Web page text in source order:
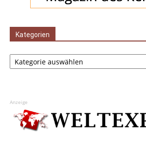
Kategorien
Kategorien
Anzeige